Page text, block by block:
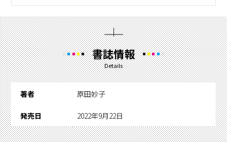
書誌情報
Details
著者 原田妙子
発売日 2022年9月22日